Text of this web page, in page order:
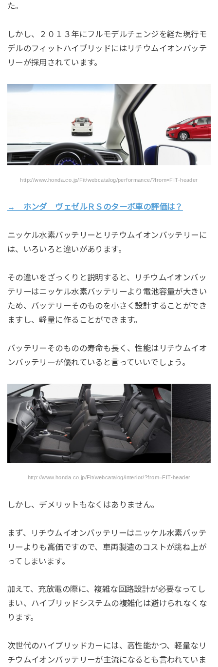
た。
しかし、２０１３年にフルモデルチェンジを経た現行モ
デルのフィットハイブリッドにはリチウムイオンバッテ
リーが採用されています。
http://www.honda.co.jp/Fit/webcatalog/performance/?from=FIT-header
→ ホンダ ヴェゼルＲＳのターボ車の評価は？
ニッケル水素バッテリーとリチウムイオンバッテリーに
は、いろいろと違いがあります。
その違いをざっくりと説明すると、リチウムイオンバッ
テリーはニッケル水素バッテリーより電池容量が大きい
ため、バッテリーそのものを小さく設計することができ
ますし、軽量に作ることができます。
バッテリーそのものの寿命も長く、性能はリチウムイオ
ンバッテリーが優れていると言っていいでしょう。
http://www.honda.co.jp/Fit/webcatalog/interior/?from=FIT-header
しかし、デメリットもなくはありません。
まず、リチウムイオンバッテリーはニッケル水素バッテ
リーよりも高価ですので、車両製造のコストが跳ね上が
ってしまいます。
加えて、充放電の際に、複雑な回路設計が必要なってし
まい、ハイブリッドシステムの複雑化は避けられなくな
ります。
次世代のハイブリッドカーには、高性能かつ、軽量なリ
チウムイオンバッテリーが主流になるとも言われていま